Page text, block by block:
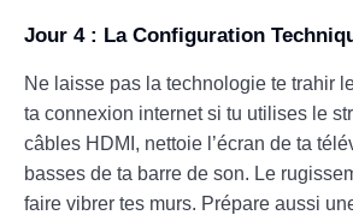
Jour 4 : La Configuration
Ne laisse pas la technologie te trahir
ta connexion internet si tu utilises le
câbles HDMI, nettoie l’écran de ta
basses de ta barre de son. Le
faire vibrer tes murs. Prépare aussi